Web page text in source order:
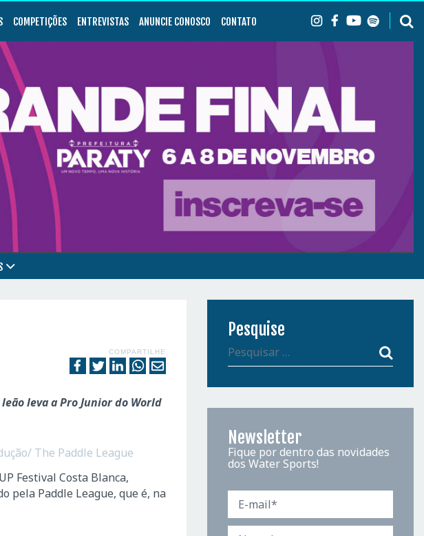
COMPETIÇÕES ENTREVISTAS ANUNCIE CONOSCO CONTATO
COMPARTILHE
leva a Pro Junior do World
The Paddle League
Festival Costa Blanca,
pela Paddle League, que é, na
Pesquise
Newsletter
Fique por dentro das novidades
dos Water Sports!